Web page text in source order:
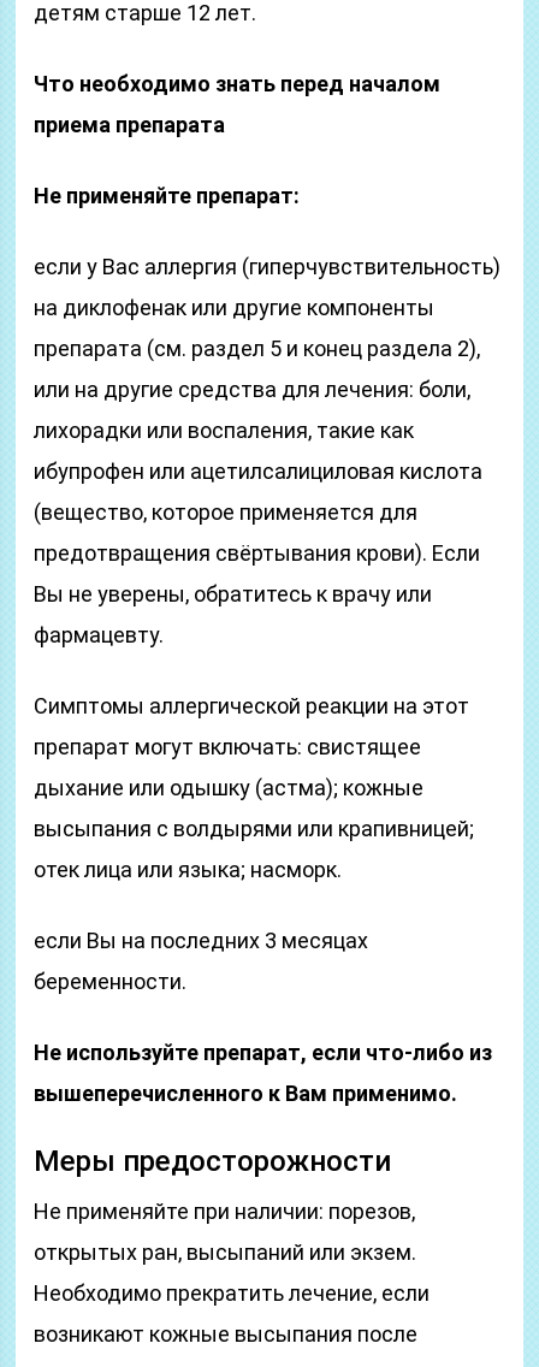
детям старше 12 лет.
Что необходимо знать перед началом
приема препарата
Не применяйте препарат:
если у Вас аллергия (гиперчувствительность)
на диклофенак или другие компоненты
препарата (см. раздел 5 и конец раздела 2),
или на другие средства для лечения: боли,
лихорадки или воспаления, такие как
ибупрофен или ацетилсалициловая кислота
(вещество, которое применяется для
предотвращения свёртывания крови). Если
Вы не уверены, обратитесь к врачу или
фармацевту.
Симптомы аллергической реакции на этот
препарат могут включать: свистящее
дыхание или одышку (астма); кожные
высыпания с волдырями или крапивницей;
отек лица или языка; насморк.
если Вы на последних 3 месяцах
беременности.
Не используйте препарат, если что-либо из
вышеперечисленного к Вам применимо.
Меры предосторожности
Не применяйте при наличии: порезов,
открытых ран, высыпаний или экзем.
Необходимо прекратить лечение, если
возникают кожные высыпания после